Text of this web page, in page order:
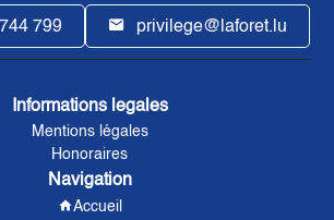
799 privilege@laforet.lu
Informations legales
Mentions légales
Honoraires
Navigation
Accueil